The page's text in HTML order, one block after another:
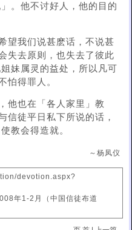
。他不讨好人，他的目的
望我们说甚麽话，不说甚
失去原则，也失去了彼此
妹属灵的益处，所以凡可
怕得罪人。
他也在「各人家里」教
信徒平日私下所说的话，
教会得造就。
～杨凤仪
devotion.aspx?
年1-2月（中国信徒布道